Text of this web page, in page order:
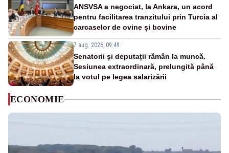
ANSVSA a negociat, la Ankara, un acord
pentru facilitarea tranzitului prin Turcia al
carcaselor de ovine și bovine
7 aug. 2026, 09:49
Senatorii și deputații rămân la muncă.
Sesiunea extraordinară, prelungită până
la votul pe legea salarizării
ECONOMIE